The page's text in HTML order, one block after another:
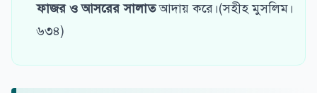
ফাজর ও আসরের সালাতআদায় করে।(সহীহ মুসলিম।
৬৩৪)